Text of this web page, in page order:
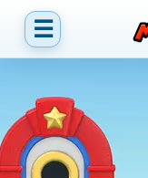
☰